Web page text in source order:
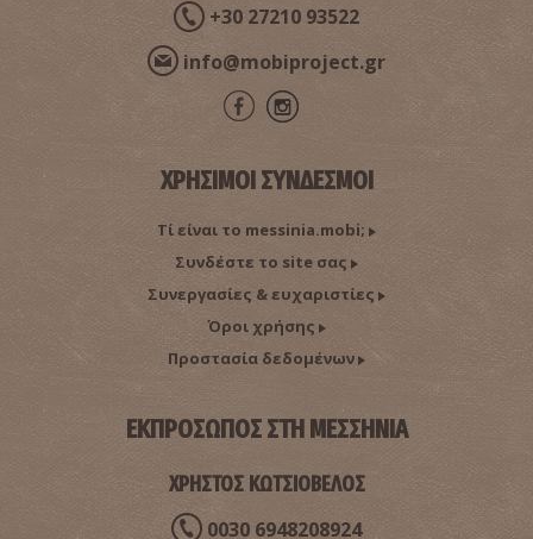
+30 27210 93522
info@mobiproject.gr
ΧΡΗΣΙΜΟΙ ΣΥΝΔΕΣΜΟΙ
Τί είναι το messinia.mobi;
Συνδέστε το site σας
Συνεργασίες & ευχαριστίες
Όροι χρήσης
Προστασία δεδομένων
ΕΚΠΡΟΣΩΠΟΣ ΣΤΗ ΜΕΣΣΗΝΙΑ
ΧΡΗΣΤΟΣ ΚΩΤΣΙΟΒΕΛΟΣ
0030 6948208924